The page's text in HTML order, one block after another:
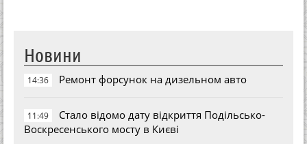
Новини
14:36 Ремонт форсунок на дизельном авто
11:49
Стало відомо дату відкриття Подільсько-
Воскресенського мосту в Києві